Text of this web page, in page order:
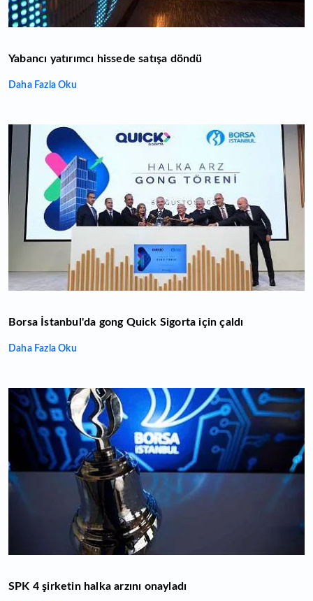
Yabancı yatırımcı hissede satışa döndü
Daha Fazla Oku
Borsa İstanbul'da gong Quick Sigorta için çaldı
Daha Fazla Oku
SPK 4 şirketin halka arzını onayladı